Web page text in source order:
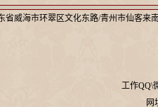
省威海市环翠区文化东路/青州市仙客来
工作QQ\
网